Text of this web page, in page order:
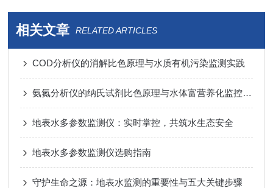
相关文章 RELATED ARTICLES
COD分析仪的消解比色原理与水质有机污染监测实践
氨氮分析仪的纳氏试剂比色原理与水体富营养化监控实践
地表水多参数监测仪：实时掌控，共筑水生态安全
地表水多参数监测仪选购指南
守护生命之源：地表水监测的重要性与五大关键步骤